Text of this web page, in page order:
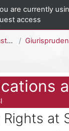
are currently
access
Giurisprudenza
at